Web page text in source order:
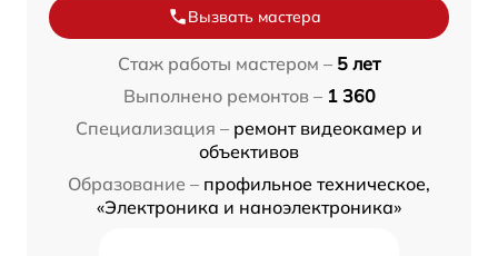
Вызвать мастера
Стаж работы мастером – 5 лет
Выполнено ремонтов – 1 360
Специализация – ремонт видеокамер и
объективов
Образование – профильное техническое,
«Электроника и наноэлектроника»